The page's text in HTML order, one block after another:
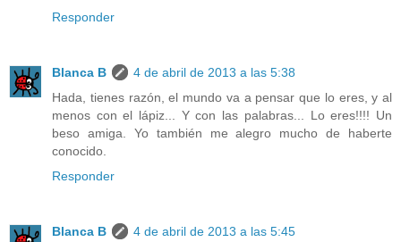
Responder
Blanca B
4 de abril de 2013 a las 5:38
Hada, tienes razón, el mundo va a pensar que lo eres, y al
menos con el lápiz... Y con las palabras... Lo eres!!!! Un
beso amiga. Yo también me alegro mucho de haberte
conocido.
Responder
Blanca B
4 de abril de 2013 a las 5:45